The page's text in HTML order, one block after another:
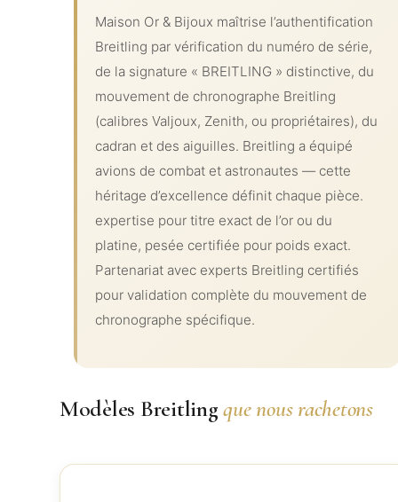
Maison Or & Bijoux maîtrise l’authentification
Breitling par vérification du numéro de série,
de la signature « BREITLING » distinctive, du
mouvement de chronographe Breitling
(calibres Valjoux, Zenith, ou propriétaires), du
cadran et des aiguilles. Breitling a équipé
avions de combat et astronautes — cette
héritage d’excellence définit chaque pièce.
expertise pour titre exact de l’or ou du
platine, pesée certifiée pour poids exact.
Partenariat avec experts Breitling certifiés
pour validation complète du mouvement de
chronographe spécifique.
Modèles Breitlingque nous rachetons